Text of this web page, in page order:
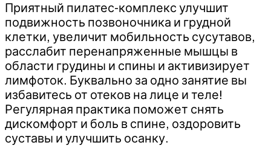
Приятный пилатес-комплекс улучшит
подвижность позвоночника и грудной
клетки, увеличит мобильность сусутавов,
расслабит перенапряженные мышцы в
области грудины и спины и активизирует
лимфоток. Буквально за одно занятие вы
избавитесь от отеков на лице и теле!
Регулярная практика поможет снять
дискомфорт и боль в спине, оздоровить
суставы и улучшить осанку.